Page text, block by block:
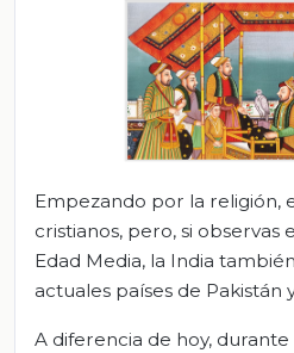
Empezando por la religión,
cristianos, pero, si observas
Edad Media, la India
actuales países de Pakistán
A diferencia de hoy, durante